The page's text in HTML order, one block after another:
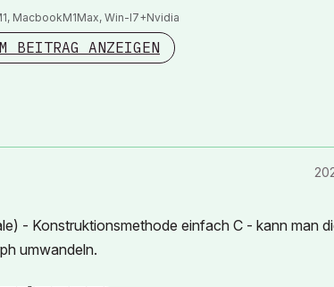
MacbookM1Max, Win-I7+Nvidia
BEITRAG ANZEIGEN
- Konstruktionsmethode einfach C - kann man
umwandeln.